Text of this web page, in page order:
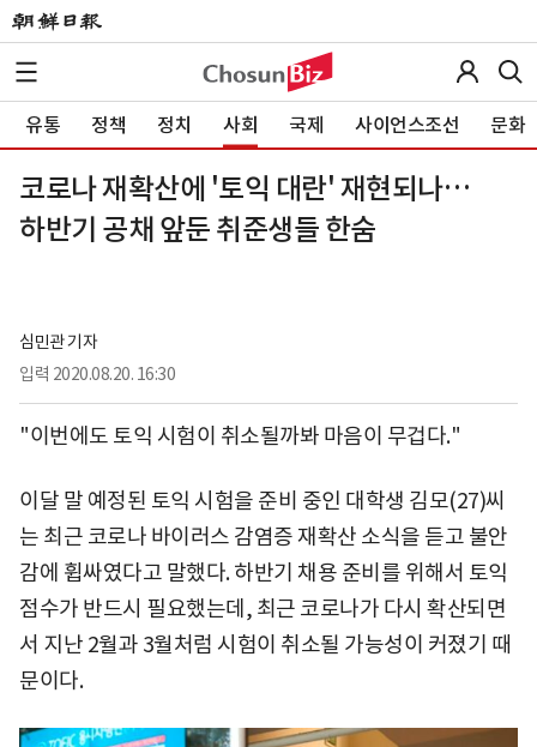
유통 정책 정치 사회 국제 사이언스조선 문화
코로나 재확산에 '토익 대란' 재현되나…
하반기 공채 앞둔 취준생들 한숨
심민관 기자
입력 2020.08.20. 16:30
"이번에도 토익 시험이 취소될까봐 마음이 무겁다."
이달 말 예정된 토익 시험을 준비 중인 대학생 김모(27)씨
는 최근 코로나 바이러스 감염증 재확산 소식을 듣고 불안
감에 휩싸였다고 말했다. 하반기 채용 준비를 위해서 토익
점수가 반드시 필요했는데, 최근 코로나가 다시 확산되면
서 지난 2월과 3월처럼 시험이 취소될 가능성이 커졌기 때
문이다.